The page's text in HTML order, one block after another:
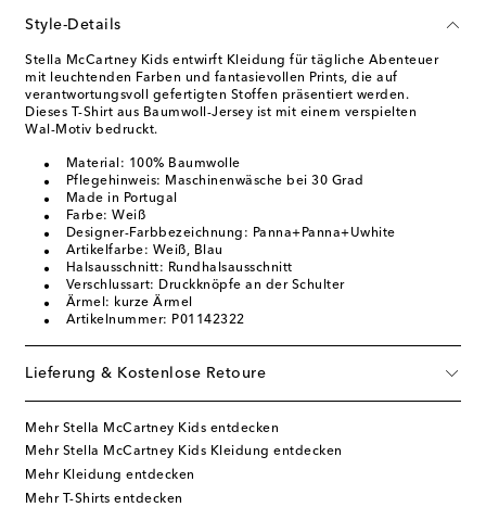
Style-Details
Stella McCartney Kids entwirft Kleidung für tägliche Abenteuer
mit leuchtenden Farben und fantasievollen Prints, die auf
verantwortungsvoll gefertigten Stoffen präsentiert werden.
Dieses T-Shirt aus Baumwoll-Jersey ist mit einem verspielten
Wal-Motiv bedruckt.
Material: 100% Baumwolle
Pflegehinweis: Maschinenwäsche bei 30 Grad
Made in Portugal
Farbe: Weiß
Designer-Farbbezeichnung: Panna+Panna+Uwhite
Artikelfarbe: Weiß, Blau
Halsausschnitt: Rundhalsausschnitt
Verschlussart: Druckknöpfe an der Schulter
Ärmel: kurze Ärmel
Artikelnummer: P01142322
Lieferung & Kostenlose Retoure
Mehr Stella McCartney Kids entdecken
Mehr Stella McCartney Kids Kleidung entdecken
Mehr Kleidung entdecken
Mehr T-Shirts entdecken